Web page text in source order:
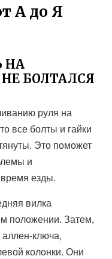
А до Я
НА
БОЛТАЛСЯ
руля на
все болты и гайки
Это поможет
и
время езды.
вилка
положении. Затем,
ключа,
колонки. Они